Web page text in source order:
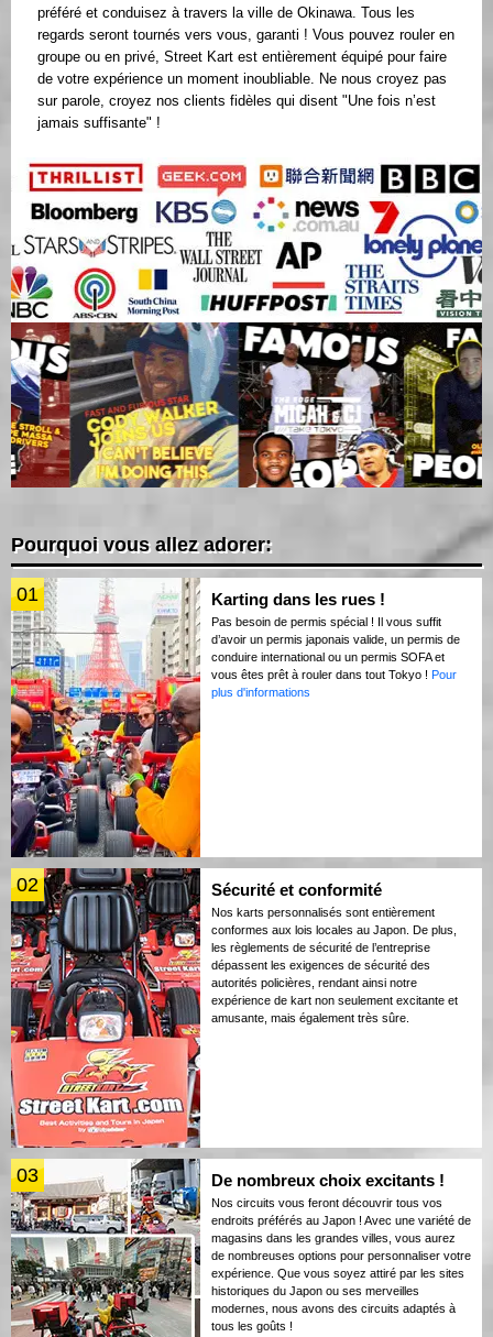
préféré et conduisez à travers la ville de Okinawa. Tous les
regards seront tournés vers vous, garanti ! Vous pouvez rouler en
groupe ou en privé, Street Kart est entièrement équipé pour faire
de votre expérience un moment inoubliable. Ne nous croyez pas
sur parole, croyez nos clients fidèles qui disent "Une fois n’est
jamais suffisante" !
Pourquoi vous allez adorer:
01 Karting dans les rues !
Pas besoin de permis spécial ! Il vous suffit
d’avoir un permis japonais valide, un permis de
conduire international ou un permis SOFA et
vous êtes prêt à rouler dans tout Tokyo ! Pour
plus d'informations
02 Sécurité et conformité
Nos karts personnalisés sont entièrement
conformes aux lois locales au Japon. De plus,
les règlements de sécurité de l’entreprise
dépassent les exigences de sécurité des
autorités policières, rendant ainsi notre
expérience de kart non seulement excitante et
amusante, mais également très sûre.
03 De nombreux choix excitants !
Nos circuits vous feront découvrir tous vos
endroits préférés au Japon ! Avec une variété de
magasins dans les grandes villes, vous aurez
de nombreuses options pour personnaliser votre
expérience. Que vous soyez attiré par les sites
historiques du Japon ou ses merveilles
modernes, nous avons des circuits adaptés à
tous les goûts !